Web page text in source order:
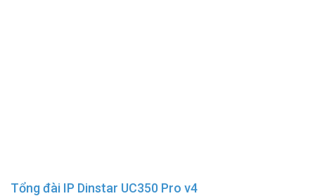
Tổng đài IP Dinstar UC350 Pro v4